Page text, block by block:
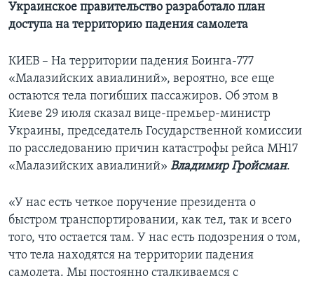
Украинское правительство разработало план
доступа на территорию падения самолета
КИЕВ – На территории падения Боинга-777
«Малазийских авиалиний», вероятно, все еще
остаются тела погибших пассажиров. Об этом в
Киеве 29 июля сказал вице-премьер-министр
Украины, председатель Государственной комиссии
по расследованию причин катастрофы рейса MH17
«Малазийских авиалиний» Владимир Гройсман.
«У нас есть четкое поручение президента о
быстром транспортировании, как тел, так и всего
того, что остается там. У нас есть подозрения о том,
что тела находятся на территории падения
самолета. Мы постоянно сталкиваемся с